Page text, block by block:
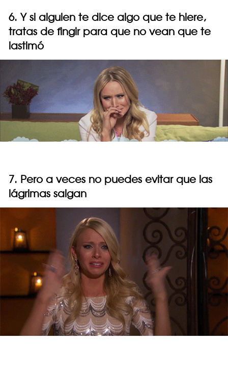
6. Y si alguien te dice algo que te hiere,
tratas de fingir para que no vean que te
lastimó
7. Pero a veces no puedes evitar que las
lágrimas salgan